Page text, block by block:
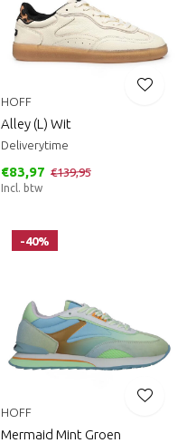
HOFF
Alley (L) Wit
Deliverytime
€83,97 €139,95
Incl. btw
-40%
HOFF
Mermaid Mint Groen